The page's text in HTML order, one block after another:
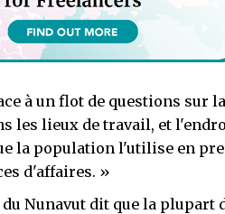
à un flot de questions sur
les lieux de travail, et
la population l'utilise en
d'affaires. »
Nunavut dit que la plupart